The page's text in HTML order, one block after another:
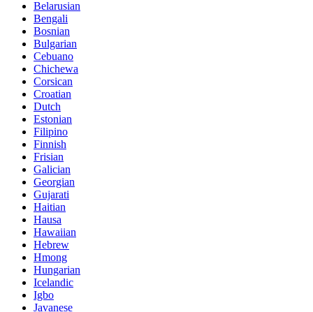
Belarusian
Bengali
Bosnian
Bulgarian
Cebuano
Chichewa
Corsican
Croatian
Dutch
Estonian
Filipino
Finnish
Frisian
Galician
Georgian
Gujarati
Haitian
Hausa
Hawaiian
Hebrew
Hmong
Hungarian
Icelandic
Igbo
Javanese